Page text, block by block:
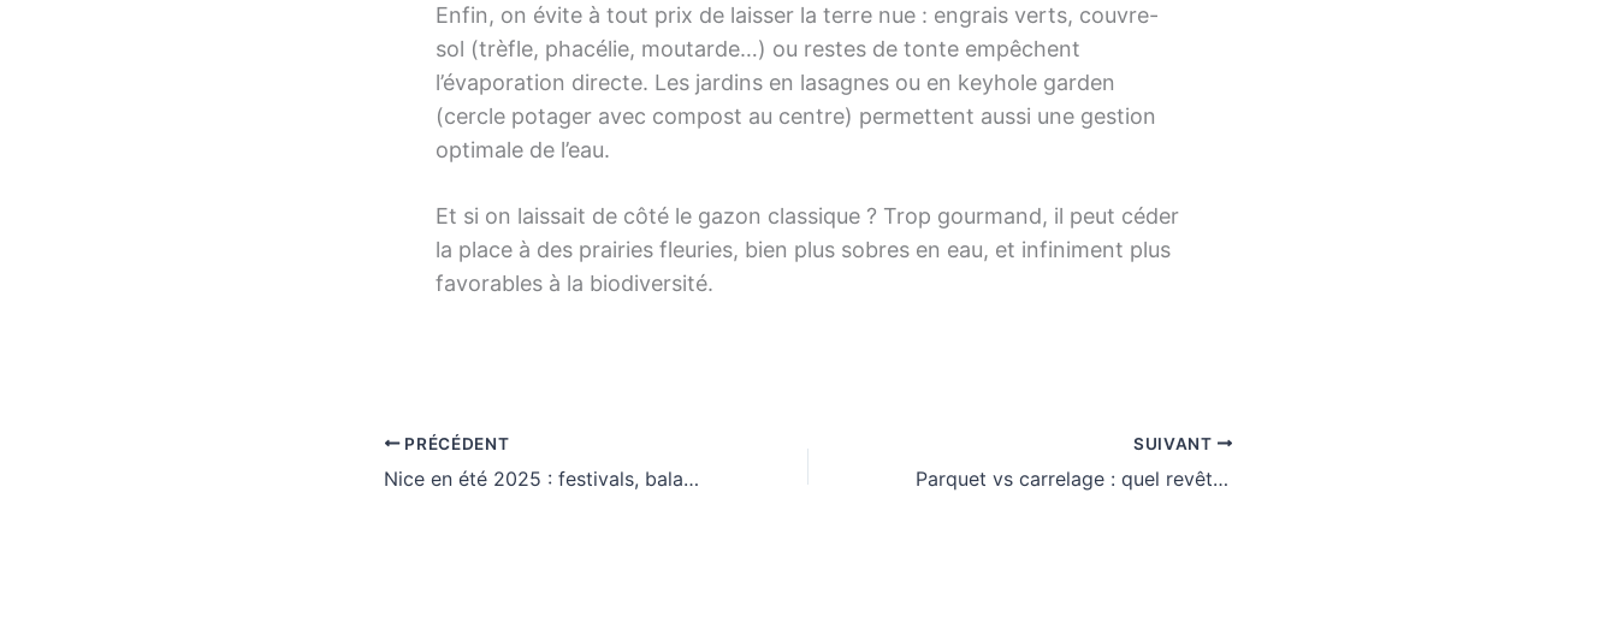
Enfin, on évite à tout prix de laisser la terre nue : engrais verts, couvre-
sol (trèfle, phacélie, moutarde…) ou restes de tonte empêchent
l’évaporation directe. Les jardins en lasagnes ou en keyhole garden
(cercle potager avec compost au centre) permettent aussi une gestion
optimale de l’eau.
Et si on laissait de côté le gazon classique ? Trop gourmand, il peut céder
la place à des prairies fleuries, bien plus sobres en eau, et infiniment plus
favorables à la biodiversité.
PRÉCÉDENT
Nice en été 2025 : festivals, balades secrètes et patrimoine à (re)découvrir
SUIVANT
Parquet vs carrelage : quel revêtement choisir pour votre rénovation en 2025 ?